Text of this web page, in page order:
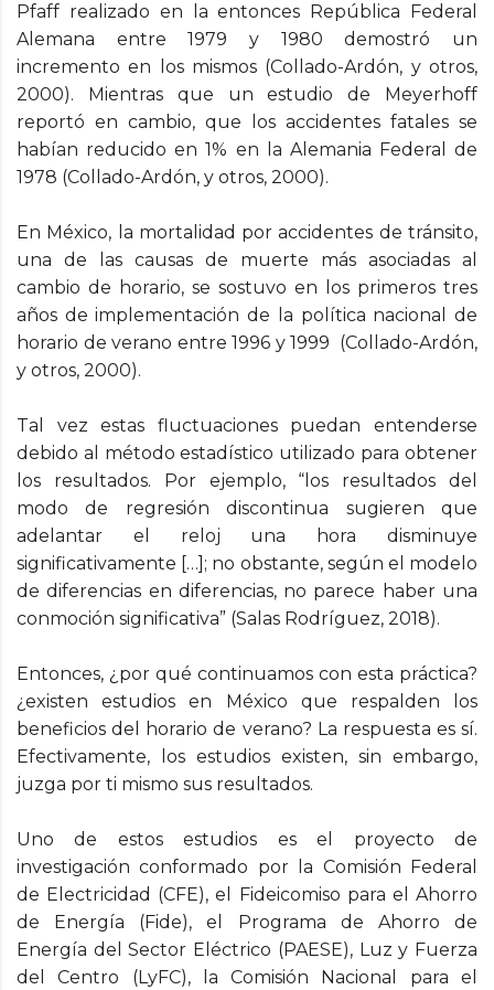
Pfaff realizado en la entonces República Federal
Alemana entre 1979 y 1980 demostró un
incremento en los mismos (Collado-Ardón, y otros,
2000). Mientras que un estudio de Meyerhoff
reportó en cambio, que los accidentes fatales se
habían reducido en 1% en la Alemania Federal de
1978 (Collado-Ardón, y otros, 2000).
En México, la mortalidad por accidentes de tránsito,
una de las causas de muerte más asociadas al
cambio de horario, se sostuvo en los primeros tres
años de implementación de la política nacional de
horario de verano entre 1996 y 1999 (Collado-Ardón,
y otros, 2000).
Tal vez estas fluctuaciones puedan entenderse
debido al método estadístico utilizado para obtener
los resultados. Por ejemplo, “los resultados del
modo de regresión discontinua sugieren que
adelantar el reloj una hora disminuye
significativamente […]; no obstante, según el modelo
de diferencias en diferencias, no parece haber una
conmoción significativa” (Salas Rodríguez, 2018).
Entonces, ¿por qué continuamos con esta práctica?
¿existen estudios en México que respalden los
beneficios del horario de verano? La respuesta es sí.
Efectivamente, los estudios existen, sin embargo,
juzga por ti mismo sus resultados.
Uno de estos estudios es el proyecto de
investigación conformado por la Comisión Federal
de Electricidad (CFE), el Fideicomiso para el Ahorro
de Energía (Fide), el Programa de Ahorro de
Energía del Sector Eléctrico (PAESE), Luz y Fuerza
del Centro (LyFC), la Comisión Nacional para el